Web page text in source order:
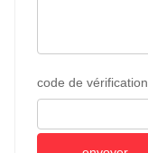
code de vérification